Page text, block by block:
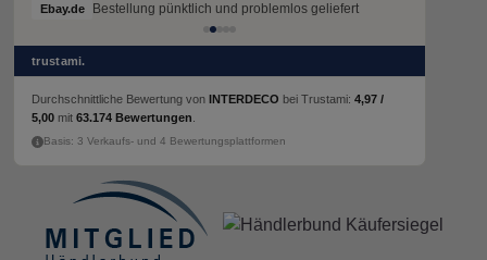
Ebay.de Bestellung pünktlich und problemlos geliefert
trustami.
Durchschnittliche Bewertung von INTERDECO bei Trustami: 4,97 /
5,00 mit 63.174 Bewertungen
Basis: 3 Verkaufs- und 4 Bewertungsplattformen